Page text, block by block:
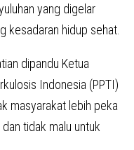
yang digelar
kesadaran hidup sehat.
dipandu Ketua
Indonesia (PPTI)
masyarakat lebih peka
tidak malu untuk